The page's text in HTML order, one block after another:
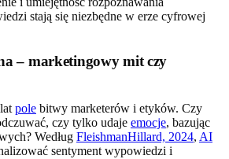
stają się niezbędne w erze cyfrowej
– marketingowy mit czy
pole bitwy marketerów i etyków. Czy
czy tylko udaje emocje, bazując
Według FleishmanHillard, 2024, AI
sentyment wypowiedzi i